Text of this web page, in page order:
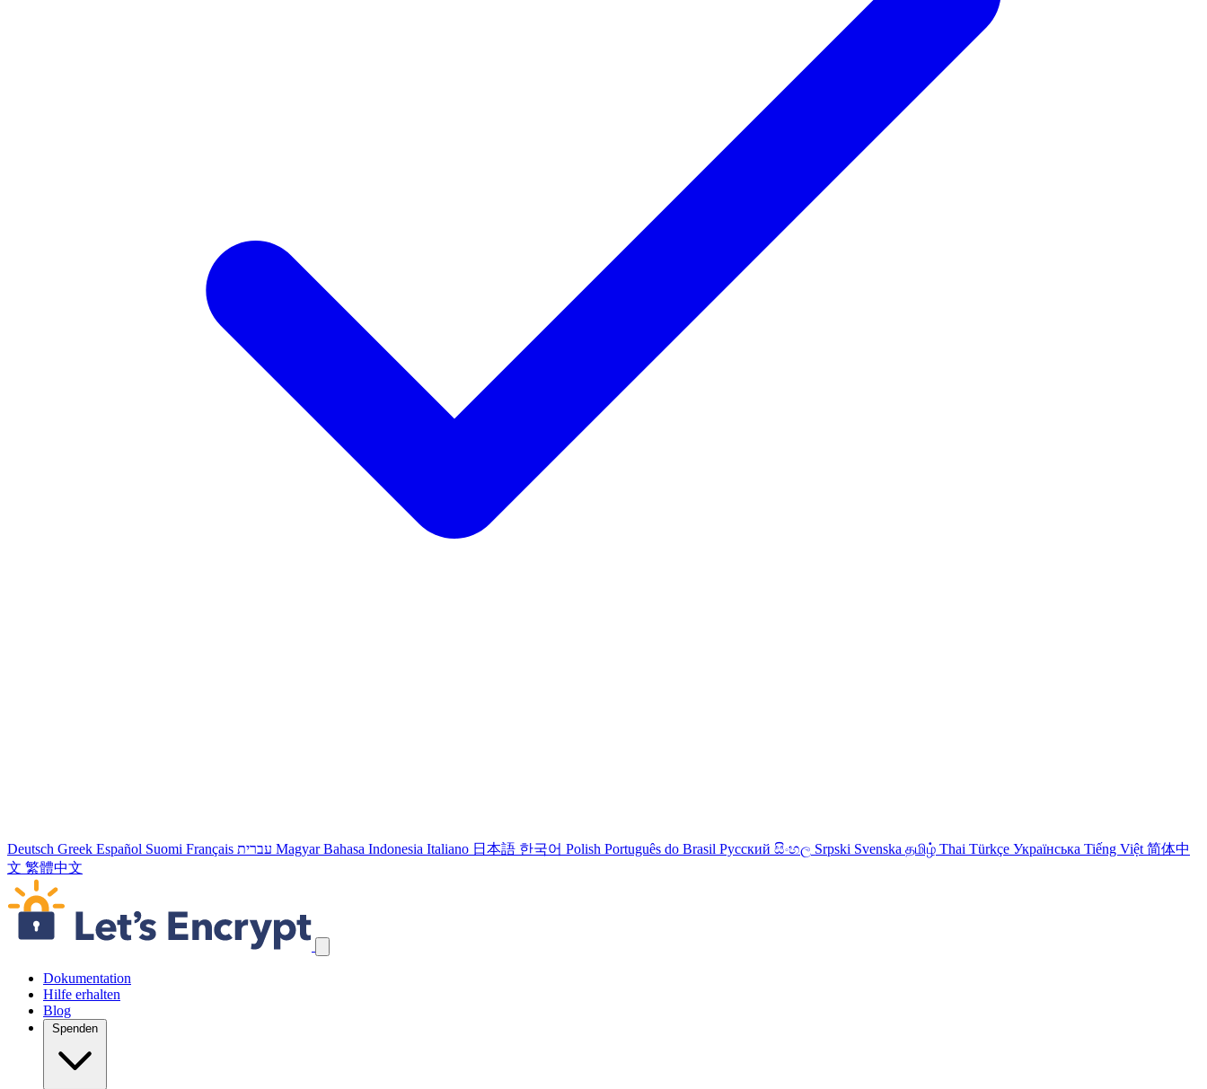
Deutsch Greek Español Suomi Français עברית Magyar Bahasa Indonesia Italiano 日本語 한국어 Polish Português do Brasil Русский සිංහල Srpski Svenska தமிழ் Thai Türkçe Українська Tiếng Việt 简体中
文 繁體中文
Navigation überspringen
Dokumentation
Hilfe erhalten
Blog
Spenden